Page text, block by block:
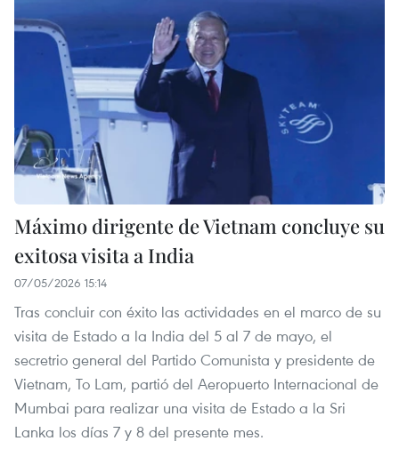
Máximo dirigente de Vietnam concluye su
exitosa visita a India
07/05/2026 15:14
Tras concluir con éxito las actividades en el marco de su
visita de Estado a la India del 5 al 7 de mayo, el
secretrio general del Partido Comunista y presidente de
Vietnam, To Lam, partió del Aeropuerto Internacional de
Mumbai para realizar una visita de Estado a la Sri
Lanka los días 7 y 8 del presente mes.